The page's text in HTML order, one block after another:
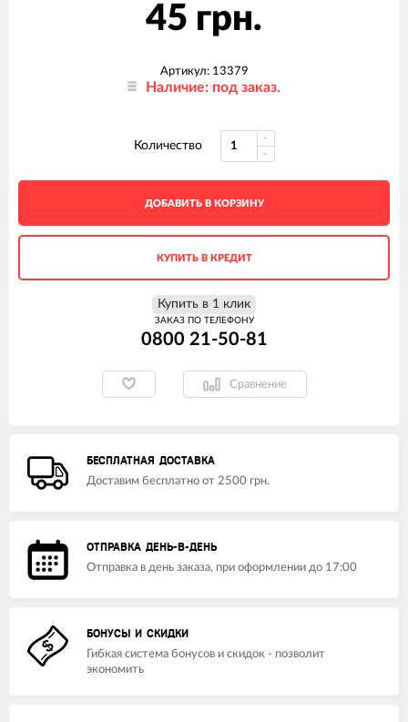
45 грн.
Артикул: 13379
Наличие: под заказ.
Количество
ДОБАВИТЬ В КОРЗИНУ
КУПИТЬ В КРЕДИТ
Купить в 1 клик
ЗАКАЗ ПО ТЕЛЕФОНУ
0800 21-50-81
Сравнение
БЕСПЛАТНАЯ ДОСТАВКА
Доставим бесплатно от 2500 грн.
ОТПРАВКА ДЕНЬ-В-ДЕНЬ
Отправка в день заказа, при оформлении до 17:00
БОНУСЫ И СКИДКИ
Гибкая система бонусов и скидок - позволит
экономить